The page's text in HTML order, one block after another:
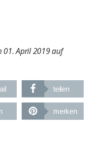
01. April 2019 auf
teilen
merken